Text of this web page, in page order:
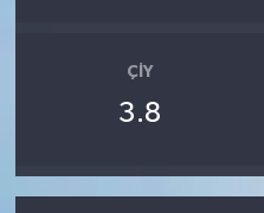
ÇIY
3.8